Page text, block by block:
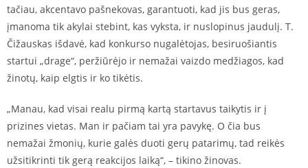
tačiau, akcentavo pašnekovas, garantuoti, kad jis bus geras,
įmanoma tik akylai stebint, kas vyksta, ir nuslopinus jaudulį. T.
Čižauskas išdavė, kad konkurso nugalėtojas, besiruošiantis
startui „drage“, peržiūrėjo ir nemažai vaizdo medžiagos, kad
žinotų, kaip elgtis ir ko tikėtis.
„Manau, kad visai realu pirmą kartą startavus taikytis ir į
prizines vietas. Man ir pačiam tai yra pavykę. O čia bus
nemažai žmonių, kurie galės duoti gerų patarimų, tad reikės
užsitikrinti tik gerą reakcijos laiką“, – tikino žinovas.